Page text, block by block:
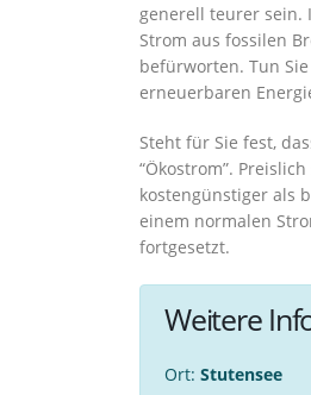
generell teurer sein.
Strom aus fossilen
befürworten. Tun
erneuerbaren
Steht für Sie fest,
“Ökostrom”.
kostengünstiger als
einem normalen
fortgesetzt.
Weitere
Ort: Stutensee